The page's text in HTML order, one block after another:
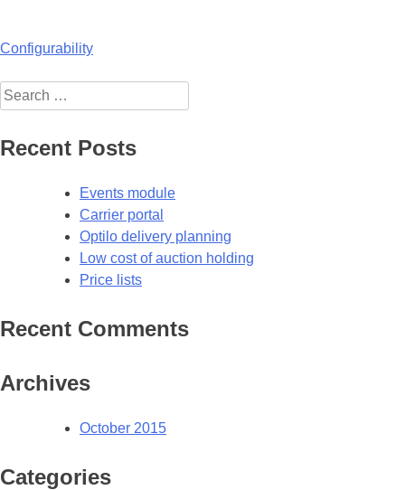
Post
navigation
Configurability
Search
for:
Recent Posts
Events module
Carrier portal
Optilo delivery planning
Low cost of auction holding
Price lists
Recent Comments
Archives
October 2015
Categories